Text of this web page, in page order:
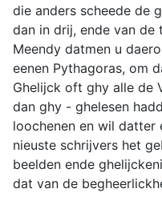
die anders scheede de
dan in drij, ende van de
Meendy datmen u
eenen Pythagoras, om
Ghelijck oft ghy alle de
dan ghy - ghelesen
loochenen en wil datter
nieuste schrijvers het
beelden ende
dat van de